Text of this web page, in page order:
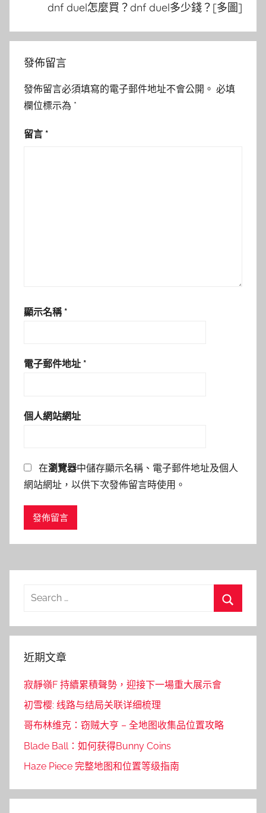
dnf duel怎麼買？dnf duel多少錢？[多圖]
發佈留言
發佈留言必須填寫的電子郵件地址不會公開。 必填
欄位標示為 *
留言 *
顯示名稱 *
電子郵件地址 *
個人網站網址
在瀏覽器中儲存顯示名稱、電子郵件地址及個人
網站網址，以供下次發佈留言時使用。
Search
近期文章
寂靜嶺F 持續累積聲勢，迎接下一場重大展示會
初雪樱: 线路与结局关联详细梳理
哥布林维克：窃贼大亨 – 全地图收集品位置攻略
Blade Ball：如何获得Bunny Coins
Haze Piece 完整地图和位置等级指南